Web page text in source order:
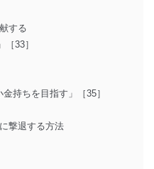
する
33］
持ちを目指す」［35］
撃退する方法